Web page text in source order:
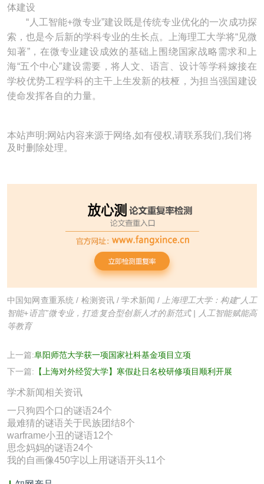
体建设
“人工智能+微专业”建设既是传统专业优化的一次成功探
索，也是今后新的学科专业的生长点。上海理工大学将“见微
知著”，在微专业建设成效的基础上围绕国家战略需求和上
海“五个中心”建设需要，将人文、语言、设计等学科嫁接在
学校优势工程学科的主干上生发新的枝桠，为担当强国建设
使命发挥各自的力量。
本站声明:网站内容来源于网络,如有侵权,请联系我们,我们将
及时删除处理。
中国知网查重系统 / 检测资讯 /学术新闻 / 上海理工大学：构建“人工
智能+语言”微专业，打造复合型创新人才的新范式 | 人工智能赋能高
等教育
上一篇:阜阳师范大学获一项国家社科基金项目立项
下一篇: 【上海对外经贸大学】寒假赴日名校研修项目顺利开展
学术新闻相关资讯
一只狗四个口的谜语24个
最难猜的谜语关于民族团结8个
warframe小丑的谜语12个
思念妈妈的谜语24个
我的自画像450字以上用谜语开头11个